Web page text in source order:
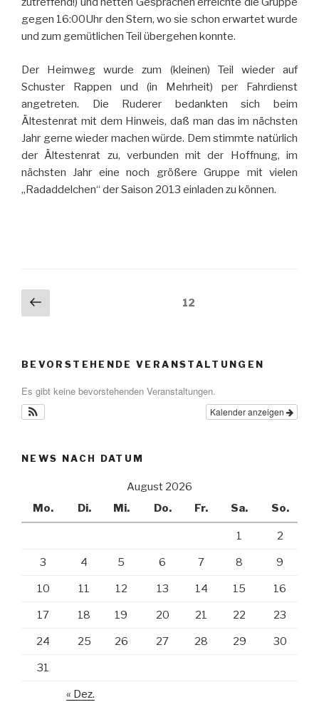
gegen 16:00Uhr den Stern, wo sie schon erwartet wurde
und zum gemütlichen Teil übergehen konnte.
Der Heimweg wurde zum (kleinen) Teil wieder auf
Schuster Rappen und (in Mehrheit) per Fahrdienst
angetreten. Die Ruderer bedankten sich beim
Ältestenrat mit dem Hinweis, daß man das im nächsten
Jahr gerne wieder machen würde. Dem stimmte natürlich
der Ältestenrat zu, verbunden mit der Hoffnung, im
nächsten Jahr eine noch größere Gruppe mit vielen
„Radaddelchen“ der Saison 2013 einladen zu können.
Seitennummerierung
der
Vorherige
Seite
12
BEVORSTEHENDE VERANSTALTUNGEN
Es gibt keine bevorstehenden Veranstaltungen.
Kalender anzeigen
NEWS NACH DATUM
August 2026
Mo.
Di. Mi. Do. Fr. Sa. So.
« Dez.
1 2
3 4 5 6 7 8 9
10 11 12 13 14 15 16
17 18 19 20 21 22 23
24 25 26 27 28 29 30
31